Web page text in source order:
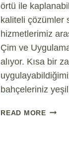
örtü ile
kaliteli çözümler
hizmetlerimiz
Çim ve
alıyor. Kısa bir
bahçeleriniz
READ MORE